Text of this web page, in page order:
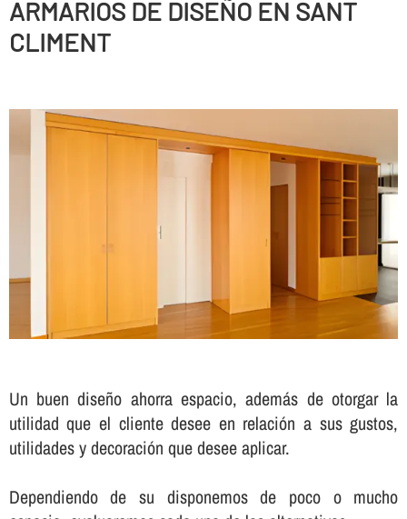
ARMARIOS DE DISEÑO EN SANT
CLIMENT
Un buen diseño ahorra espacio, además de otorgar la
utilidad que el cliente desee en relación a sus gustos,
utilidades y decoración que desee aplicar.
Dependiendo de su disponemos de poco o mucho